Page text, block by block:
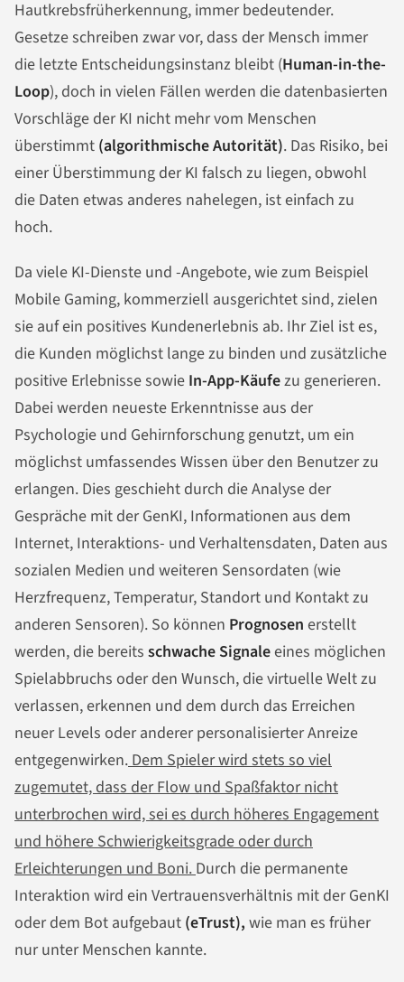
Hautkrebsfrüherkennung, immer bedeutender.
Gesetze schreiben zwar vor, dass der Mensch immer
die letzte Entscheidungsinstanz bleibt (Human-in-the-
Loop), doch in vielen Fällen werden die datenbasierten
Vorschläge der KI nicht mehr vom Menschen
überstimmt (algorithmische Autorität). Das Risiko, bei
einer Überstimmung der KI falsch zu liegen, obwohl
die Daten etwas anderes nahelegen, ist einfach zu
hoch.
Da viele KI-Dienste und -Angebote, wie zum Beispiel
Mobile Gaming, kommerziell ausgerichtet sind, zielen
sie auf ein positives Kundenerlebnis ab. Ihr Ziel ist es,
die Kunden möglichst lange zu binden und zusätzliche
positive Erlebnisse sowie In-App-Käufezu generieren.
Dabei werden neueste Erkenntnisse aus der
Psychologie und Gehirnforschung genutzt, um ein
möglichst umfassendes Wissen über den Benutzer zu
erlangen. Dies geschieht durch die Analyse der
Gespräche mit der GenKI, Informationen aus dem
Internet, Interaktions- und Verhaltensdaten, Daten aus
sozialen Medien und weiteren Sensordaten (wie
Herzfrequenz, Temperatur, Standort und Kontakt zu
anderen Sensoren). So können Prognosen erstellt
werden, die bereits schwache Signaleeines möglichen
Spielabbruchs oder den Wunsch, die virtuelle Welt zu
verlassen, erkennen und dem durch das Erreichen
neuer Levels oder anderer personalisierter Anreize
entgegenwirken. Dem Spieler wird stets so viel
zugemutet, dass der Flow und Spaßfaktor nicht
unterbrochen wird, sei es durch höheres Engagement
und höhere Schwierigkeitsgrade oder durch
Erleichterungen und Boni. Durch die permanente
Interaktion wird ein Vertrauensverhältnis mit der GenKI
oder dem Bot aufgebaut (eTrust), wie man es früher
nur unter Menschen kannte.